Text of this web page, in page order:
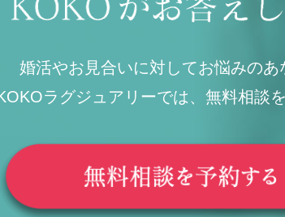
婚活やお見合いに対してお悩みのあ
ラグジュアリーでは、無料相談